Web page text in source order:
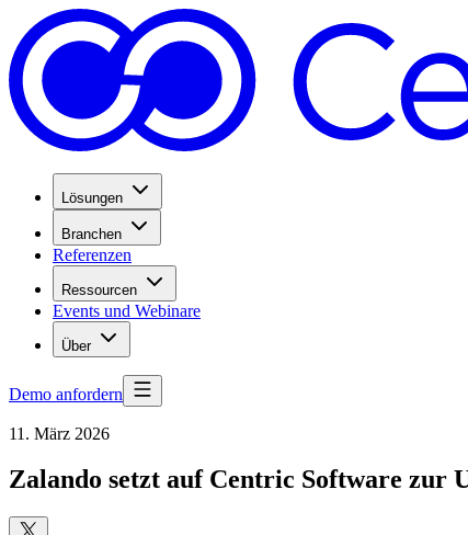
Lösungen
Branchen
Referenzen
Ressourcen
Events und Webinare
Über
Demo anfordern
11. März 2026
Zalando setzt auf Centric Software zur